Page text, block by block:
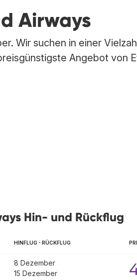
Airways
Wir suchen in einer
Angebot von
Hin- und Rückflug
HINFLUG - RÜCKFLUG
8 Dezember
15 Dezember